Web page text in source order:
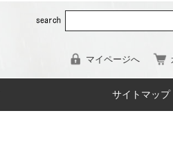
マイページへ
サイトマップ